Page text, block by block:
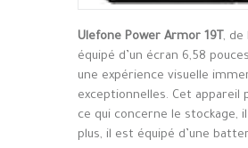
Ulefone Power Armor 19T, de
équipé d’un écran 6,58
une expérience visuelle
exceptionnelles. Cet appareil
ce qui concerne le stockage,
plus, il est équipé d’une